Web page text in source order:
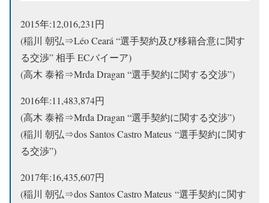
2015年:12,016,231円
(稲川 朝弘⇒Léo Ceará “選手契約及び移籍合意に関す
る交渉” 相手 ECバイーア)
(高木 泰裕⇒Mrđa Dragan “選手契約に関する交渉”)
2016年:11,483,874円
(高木 泰裕⇒Mrđa Dragan “選手契約に関する交渉”)
(稲川 朝弘⇒dos Santos Castro Mateus “選手契約に関す
る交渉”)
2017年:16,435,607円
(稲川 朝弘⇒dos Santos Castro Mateus “選手契約に関す